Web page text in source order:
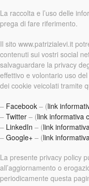
La raccolta e l’uso delle
prega di fare riferimento.
Il sito www.patrizialevi.it
contenuti sui vostri social
salvaguardare la privacy
effettivo e volontario uso
dei cookie veicolati tramite
– Facebook – (link
– Twitter – (link informativa
– LinkedIn – (link
– Google+ – (link
La presente privacy policy
all’aggiornamento o
periodicamente questa